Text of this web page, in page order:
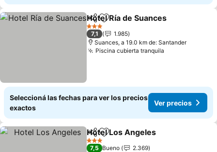
CompartirAñadir a favoritos
Hotel Ría de Suances
3 Estrellas
7,1
1.985
Suances, a 19.0 km de: Santander
Piscina cubierta tranquila
Seleccioná las fechas para ver los precios
exactos
Ver precios
CompartirAñadir a favoritos
Hotel Los Angeles
3 Estrellas
7,5 Bueno
2.369